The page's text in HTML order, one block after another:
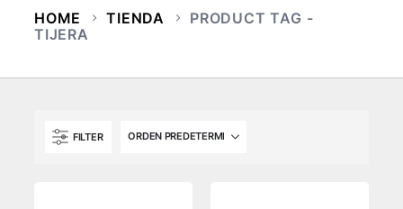
HOME TIENDA
PRODUCT TAG -
TIJERA
FILTER